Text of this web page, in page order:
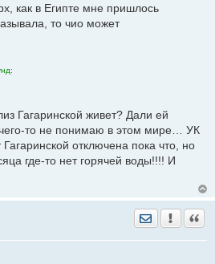
как в Египте мне пришлось
то чио может
Гагаринской живет? Дали ей
то не понимаю в этом мире… УК
Гагаринской отключена пока что, но
где-то нет горячей воды!!!! И
Отправить